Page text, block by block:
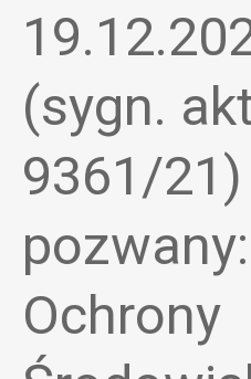
(sygn.
9361/21)
Ochrony